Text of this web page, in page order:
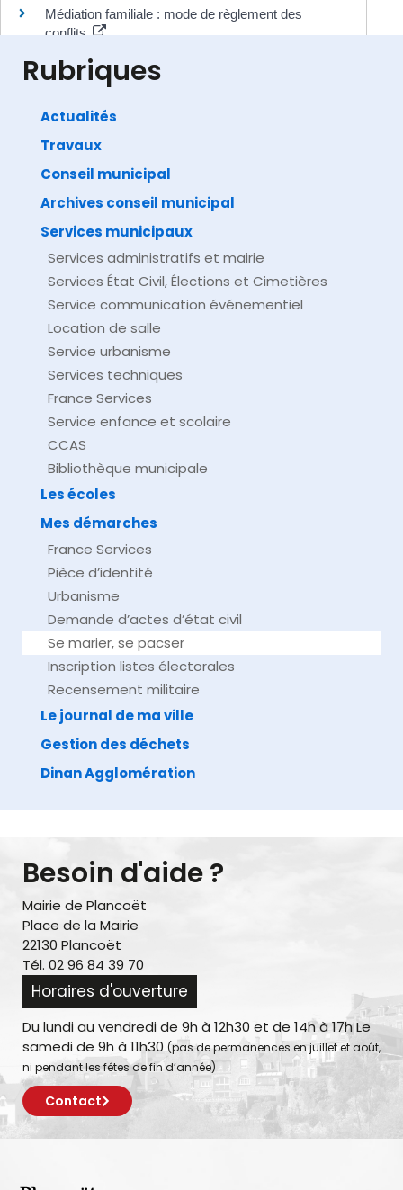
Médiation familiale : mode de règlement des
conflits
Direction de l'information légale et administrative
Rubriques
Actualités
Travaux
Conseil municipal
Archives conseil municipal
Services municipaux
Services administratifs et mairie
Services État Civil, Élections et Cimetières
Service communication événementiel
Location de salle
Service urbanisme
Services techniques
France Services
Service enfance et scolaire
CCAS
Bibliothèque municipale
Les écoles
Mes démarches
France Services
Pièce d’identité
Urbanisme
Demande d’actes d’état civil
Se marier, se pacser
Inscription listes électorales
Recensement militaire
Le journal de ma ville
Gestion des déchets
Dinan Agglomération
Besoin d'aide ?
Mairie de Plancoët
Place de la Mairie
22130 Plancoët
Tél. 02 96 84 39 70
Horaires d'ouverture
Du lundi au vendredi de 9h à 12h30 et de 14h à 17h Le
samedi de 9h à 11h30 (pas de permanences en juillet et août,
ni pendant les fêtes de fin d’année)
Contact